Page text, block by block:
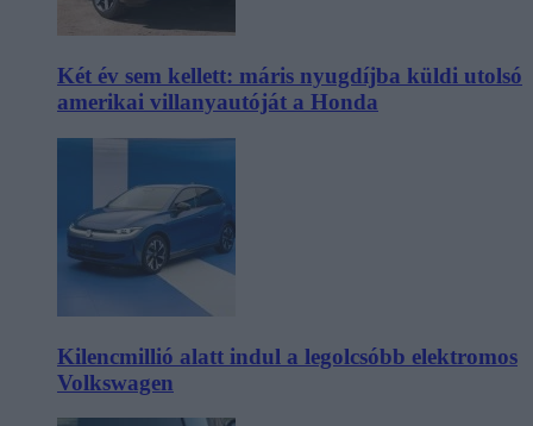
Két év sem kellett: máris nyugdíjba küldi utolsó
amerikai villanyautóját a Honda
Kilencmillió alatt indul a legolcsóbb elektromos
Volkswagen